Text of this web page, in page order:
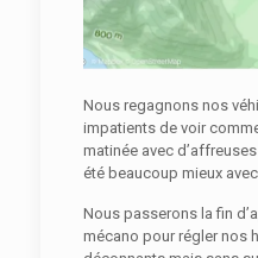
Nous regagnons nos
impatients de voir
matinée avec
été beaucoup mieux
Nous passerons la fin
mécano pour régler nos